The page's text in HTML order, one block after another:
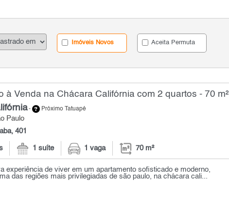
Imóveis Novos Aceita Permuta
à Venda na Chácara Califórnia com 2 quartos - 70 m²
- Próximo Tatuapé
Paulo
401
1 suíte 1 vaga 70 m²
experiência de viver em um apartamento sofisticado e moderno,
das regiões mais privilegiadas de são paulo, na chácara cali...